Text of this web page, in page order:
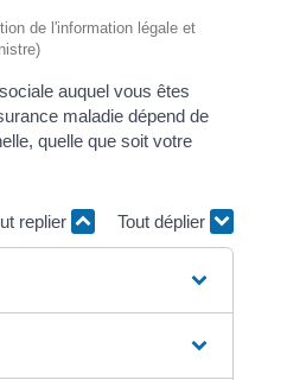
de l'information légale et
auquel vous êtes
maladie dépend de
quelle que soit votre
replier Tout déplier